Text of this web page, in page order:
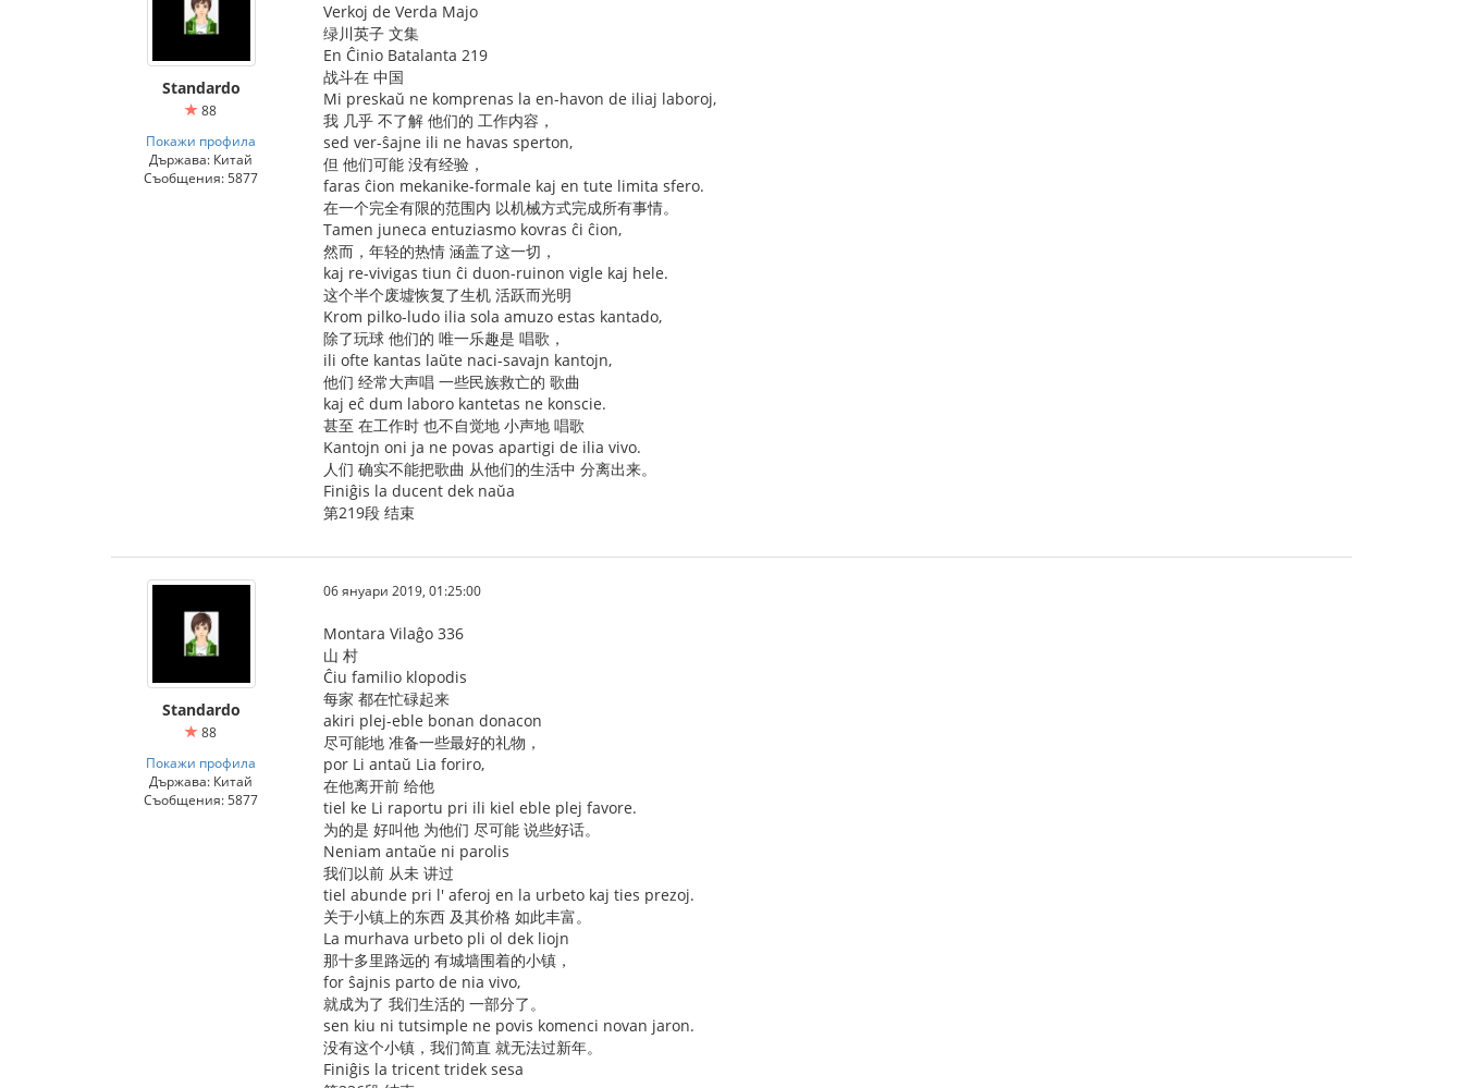
Standardo
88
Покажи профила
Държава: Китай
Съобщения: 5877
Verkoj de Verda Majo
绿川英子 文集
En Ĉinio Batalanta 219
战斗在 中国
Mi preskaŭ ne komprenas la en-havon de iliaj laboroj,
我 几乎 不了解 他们的 工作内容，
sed ver-ŝajne ili ne havas sperton,
但 他们可能 没有经验，
faras ĉion mekanike-formale kaj en tute limita sfero.
在一个完全有限的范围内 以机械方式完成所有事情。
Tamen juneca entuziasmo kovras ĉi ĉion,
然而，年轻的热情 涵盖了这一切，
kaj re-vivigas tiun ĉi duon-ruinon vigle kaj hele.
这个半个废墟恢复了生机 活跃而光明
Krom pilko-ludo ilia sola amuzo estas kantado,
除了玩球 他们的 唯一乐趣是 唱歌，
ili ofte kantas laŭte naci-savajn kantojn,
他们 经常大声唱 一些民族救亡的 歌曲
kaj eĉ dum laboro kantetas ne konscie.
甚至 在工作时 也不自觉地 小声地 唱歌
Kantojn oni ja ne povas apartigi de ilia vivo.
人们 确实不能把歌曲 从他们的生活中 分离出来。
Finiĝis la ducent dek naŭa
第219段 结束
Standardo
88
Покажи профила
Държава: Китай
Съобщения: 5877
06 януари 2019, 01:25:00
Montara Vilaĝo 336
山 村
Ĉiu familio klopodis
每家 都在忙碌起来
akiri plej-eble bonan donacon
尽可能地 准备一些最好的礼物，
por Li antaŭ Lia foriro,
在他离开前 给他
tiel ke Li raportu pri ili kiel eble plej favore.
为的是 好叫他 为他们 尽可能 说些好话。
Neniam antaŭe ni parolis
我们以前 从未 讲过
tiel abunde pri l' aferoj en la urbeto kaj ties prezoj.
关于小镇上的东西 及其价格 如此丰富。
La murhava urbeto pli ol dek liojn
那十多里路远的 有城墙围着的小镇，
for ŝajnis parto de nia vivo,
就成为了 我们生活的 一部分了。
sen kiu ni tutsimple ne povis komenci novan jaron.
没有这个小镇，我们简直 就无法过新年。
Finiĝis la tricent tridek sesa